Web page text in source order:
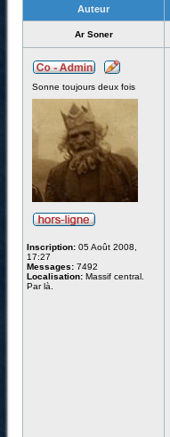
Auteur
Ar Soner
Sonne toujours deux fois
Inscription: 05 Août 2008,
17:27
Messages: 7492
Localisation: Massif central.
Par là.